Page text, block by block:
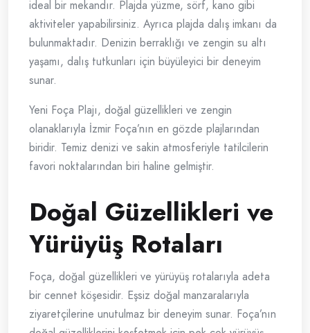
ideal bir mekandır. Plajda yüzme, sörf, kano gibi
aktiviteler yapabilirsiniz. Ayrıca plajda dalış imkanı da
bulunmaktadır. Denizin berraklığı ve zengin su altı
yaşamı, dalış tutkunları için büyüleyici bir deneyim
sunar.
Yeni Foça Plajı, doğal güzellikleri ve zengin
olanaklarıyla İzmir Foça’nın en gözde plajlarından
biridir. Temiz denizi ve sakin atmosferiyle tatilcilerin
favori noktalarından biri haline gelmiştir.
Doğal Güzellikleri ve
Yürüyüş Rotaları
Foça, doğal güzellikleri ve yürüyüş rotalarıyla adeta
bir cennet köşesidir. Eşsiz doğal manzaralarıyla
ziyaretçilerine unutulmaz bir deneyim sunar. Foça’nın